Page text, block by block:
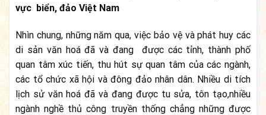
vực biển, đảo Việt Nam
Nhìn chung, những năm qua, việc bảo vệ và phát huy các
di sản văn hoá đã và đang đ­ược các tỉnh, thành phố
quan tâm xúc tiến, thu hút sự quan tâm của các ngành,
các tổ chức xã hội và đông đảo nhân dân. Nhiều di tích
lịch sử văn hoá đã và đang đ­ược tu sửa, tôn tạo,nhiều
ngành nghề thủ công truyền thống chẳng những đ­ược